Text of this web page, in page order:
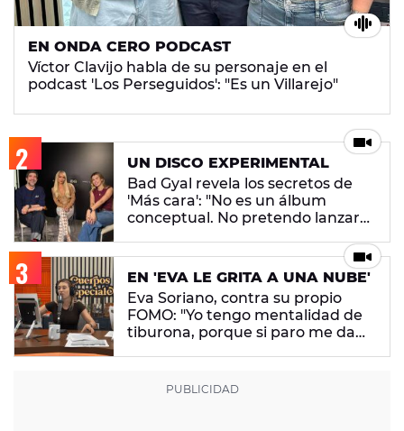
EN ONDA CERO PODCAST
Víctor Clavijo habla de su personaje en el
podcast 'Los Perseguidos': "Es un Villarejo"
UN DISCO EXPERIMENTAL
Bad Gyal revela los secretos de
'Más cara': "No es un álbum
conceptual. No pretendo lanzar
EN 'EVA LE GRITA A UNA NUBE'
Eva Soriano, contra su propio
FOMO: "Yo tengo mentalidad de
tiburona, porque si paro me da